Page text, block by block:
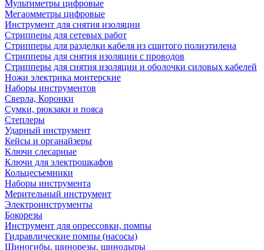
Мультиметры цифровые
Мегаомметры цифровые
Инструмент для снятия изоляции
Стрипперы для сетевых работ
Стрипперы для разделки кабеля из сшитого полиэтилена
Cтрипперы для снятия изоляции с проводов
Стрипперы для снятия изоляции и оболочки силовых кабелей
Ножи электрика монтерские
Наборы инструментов
Сверла, Коронки
Сумки, рюкзаки и пояса
Степлеры
Ударный инструмент
Кейсы и органайзеры
Ключи слесарные
Ключи для электрошкафов
Кольцесъемники
Наборы инструмента
Мерительный инструмент
Электроинструменты
Бокорезы
Инструмент для опрессовки, помпы
Гидравлические помпы (насосы)
Шиногибы, шинорезы, шинодыры